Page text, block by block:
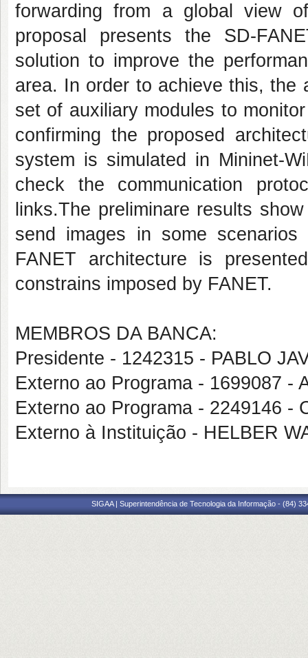
forwarding from a global view
proposal presents the SD-
solution to improve the
area. In order to achieve this, the
set of auxiliary modules to
confirming the proposed
system is simulated in Mininet-
check the communication
links.The preliminare results
send images in some
FANET architecture is
constrains imposed by FANET.
MEMBROS DA BANCA:
Presidente - 1242315 - PABLO
Externo ao Programa - 1699087 -
Externo ao Programa - 2249146 -
Externo à Instituição - HELBER
SIGAA | Superintendência de Tecnologia da Informação - (84)